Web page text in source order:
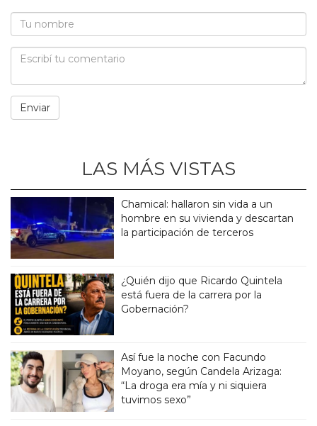
LAS MÁS VISTAS
Chamical: hallaron sin vida a un
hombre en su vivienda y descartan
la participación de terceros
¿Quién dijo que Ricardo Quintela
está fuera de la carrera por la
Gobernación?
Así fue la noche con Facundo
Moyano, según Candela Arizaga:
“La droga era mía y ni siquiera
tuvimos sexo”